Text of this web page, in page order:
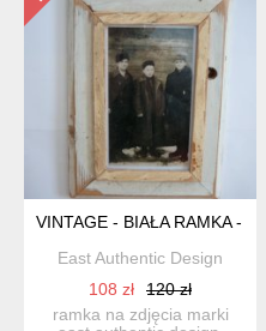
VINTAGE - BIAŁA RAMKA -
East Authentic Design
108 zł
120 zł
ramka na zdjęcia marki